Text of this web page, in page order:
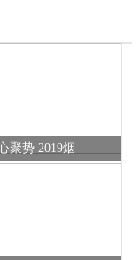
聚势 2019烟